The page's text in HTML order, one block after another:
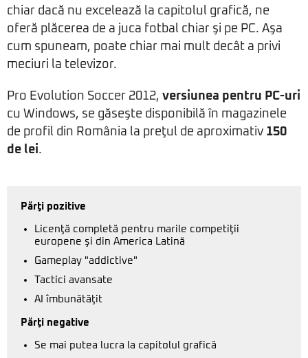
chiar dacă nu excelează la capitolul grafică, ne
oferă plăcerea de a juca fotbal chiar şi pe PC. Aşa
cum spuneam, poate chiar mai mult decât a privi
meciuri la televizor.
Pro Evolution Soccer 2012, versiunea pentru PC-uri
cu Windows, se găseşte disponibilă în magazinele
de profil din România la preţul de aproximativ 150
de lei.
Părţi pozitive
Licenţă completă pentru marile competiţii
europene şi din America Latină
Gameplay "addictive"
Tactici avansate
AI îmbunătăţit
Părţi negative
Se mai putea lucra la capitolul grafică